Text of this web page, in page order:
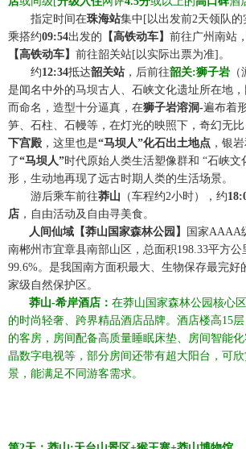
指定时间在珠海站集中 [以出发前2天领队的
乘搭约09:54出发的 【高铁动车】 前往广州南站
【高铁动车】 前往韶关站[以实际出票为准]。
约12:34抵达韶关站 ， 后前往韶关:狮子岩
是闻名中外的马坝古人、石峡文化遗址所在地
而命名，造型十分逼真，在狮子岩溶洞-遍布着
笋、石柱、石幔等，在灯光的映照下，奇幻无
下宫殿 ， 这里也是“马坝人”化石出土地点 ，银
了“马坝人”时代原始人类生活塑像群和 “石峡文
形，生动地再现了远古时期人类的生活场景。
游后乘车前往莽山 （车程约2小时），约18:
店 ，自由活动及自由寻美食。
人间仙域【莽山国家森林公园】 国家AAAA
南郴州市宜章县南部山区，总面积198.33平方公
99.6%。是我国南方面积最大、生物保存最完好
家级自然保护区。
莽山-希岸酒店： 在莽山国家森林公园核心
的时尚轻奢、跨界精品酒店品牌。酒店楼高15
的客房，房间配备高质量睡眠床垫、房间智能
晶数字电视等，部分房间还带有超大阳台，可
景 ，能满足不同游客需求。